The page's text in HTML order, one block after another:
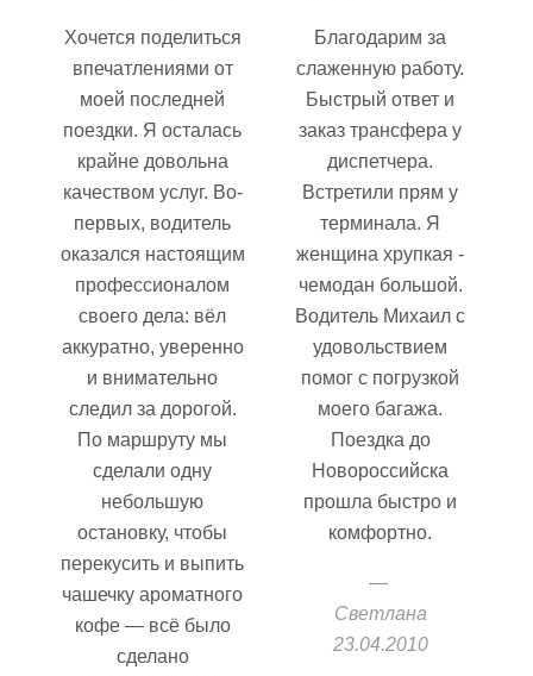
Хочется поделиться
впечатлениями от
моей последней
поездки. Я осталась
крайне довольна
качеством услуг. Во-
первых, водитель
оказался настоящим
профессионалом
своего дела: вёл
аккуратно, уверенно
и внимательно
следил за дорогой.
По маршруту мы
сделали одну
небольшую
остановку, чтобы
перекусить и выпить
чашечку ароматного
кофе — всё было
сделано
Благодарим за
слаженную работу.
Быстрый ответ и
заказ трансфера у
диспетчера.
Встретили прям у
терминала. Я
женщина хрупкая -
чемодан большой.
Водитель Михаил с
удовольствием
помог с погрузкой
моего багажа.
Поездка до
Новороссийска
прошла быстро и
комфортно.
Светлана
23.04.2010